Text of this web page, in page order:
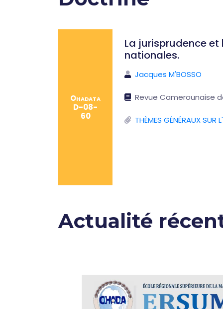
Ohadata
D-08-
60
La jurisprudence
nationales.
Jacques M'BOSSO
Revue Camerounaise
THÈMES GÉNÉRAUX SUR
Actualité